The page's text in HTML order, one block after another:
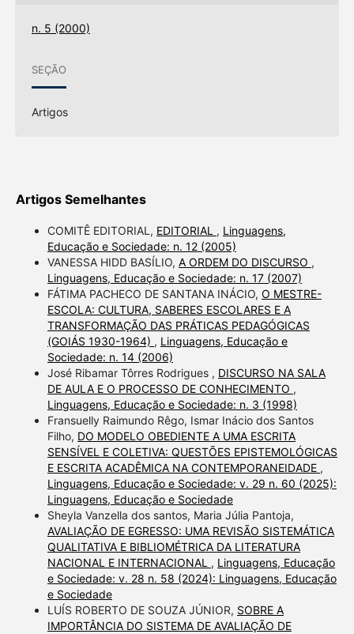
n. 5 (2000)
SEÇÃO
Artigos
Artigos Semelhantes
COMITÊ EDITORIAL, EDITORIAL , Linguagens,
Educação e Sociedade: n. 12 (2005)
VANESSA HIDD BASÍLIO, A ORDEM DO DISCURSO ,
Linguagens, Educação e Sociedade: n. 17 (2007)
FÁTIMA PACHECO DE SANTANA INÁCIO, O MESTRE-
ESCOLA: CULTURA, SABERES ESCOLARES E A
TRANSFORMAÇÃO DAS PRÁTICAS PEDAGÓGICAS
(GOIÁS 1930-1964) , Linguagens, Educação e
Sociedade: n. 14 (2006)
José Ribamar Tôrres Rodrigues , DISCURSO NA SALA
DE AULA E O PROCESSO DE CONHECIMENTO ,
Linguagens, Educação e Sociedade: n. 3 (1998)
Fransuelly Raimundo Rêgo, Ismar Inácio dos Santos
Filho, DO MODELO OBEDIENTE A UMA ESCRITA
SENSÍVEL E COLETIVA: QUESTÕES EPISTEMOLÓGICAS
E ESCRITA ACADÊMICA NA CONTEMPORANEIDADE ,
Linguagens, Educação e Sociedade: v. 29 n. 60 (2025):
Linguagens, Educação e Sociedade
Sheyla Vanzella dos santos, Maria Júlia Pantoja,
AVALIAÇÃO DE EGRESSO: UMA REVISÃO SISTEMÁTICA
QUALITATIVA E BIBLIOMÉTRICA DA LITERATURA
NACIONAL E INTERNACIONAL , Linguagens, Educação
e Sociedade: v. 28 n. 58 (2024): Linguagens, Educação
e Sociedade
LUÍS ROBERTO DE SOUZA JÚNIOR, SOBRE A
IMPORTÂNCIA DO SISTEMA DE AVALIAÇÃO DE